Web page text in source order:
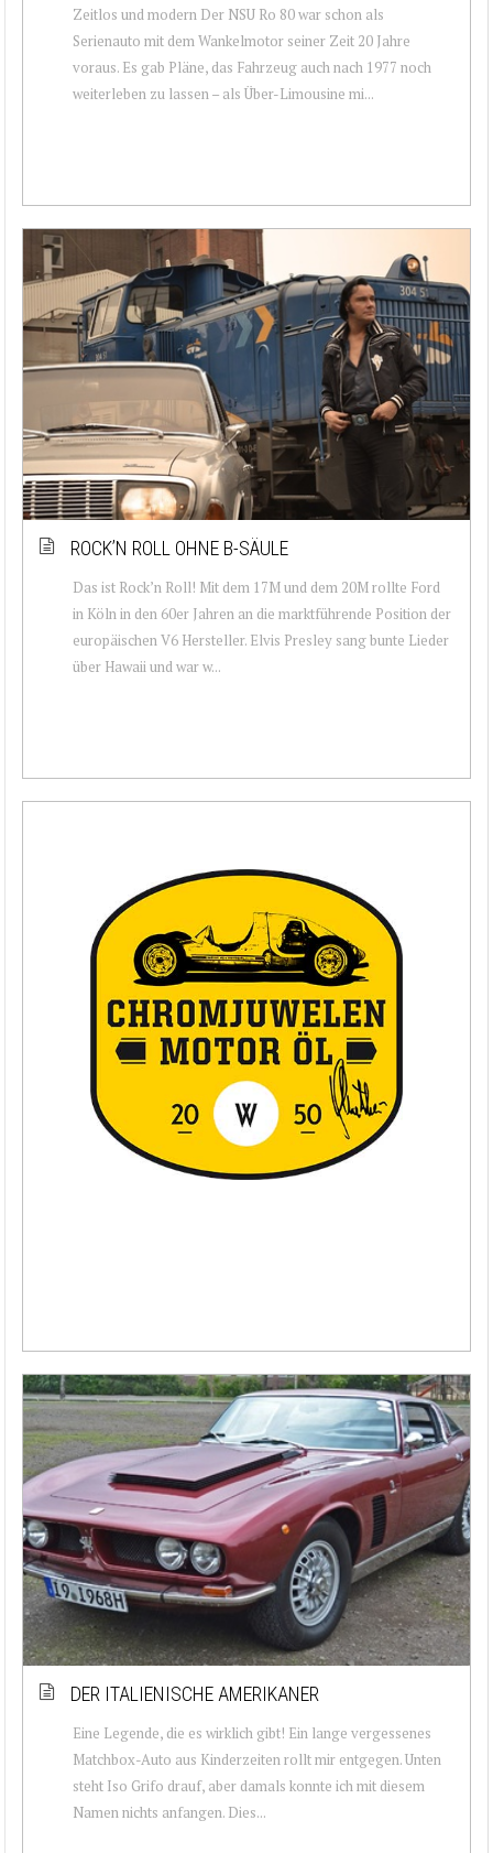
Zeitlos und modern Der NSU Ro 80 war schon als
Serienauto mit dem Wankelmotor seiner Zeit 20 Jahre
voraus. Es gab Pläne, das Fahrzeug auch nach 1977 noch
weiterleben zu lassen – als Über-Limousine mi...
ROCK’N ROLL OHNE B-SÄULE
Das ist Rock’n Roll! Mit dem 17M und dem 20M rollte Ford
in Köln in den 60er Jahren an die marktführende Position der
europäischen V6 Hersteller. Elvis Presley sang bunte Lieder
über Hawaii und war w...
DER ITALIENISCHE AMERIKANER
Eine Legende, die es wirklich gibt! Ein lange vergessenes
Matchbox-Auto aus Kinderzeiten rollt mir entgegen. Unten
steht Iso Grifo drauf, aber damals konnte ich mit diesem
Namen nichts anfangen. Dies...